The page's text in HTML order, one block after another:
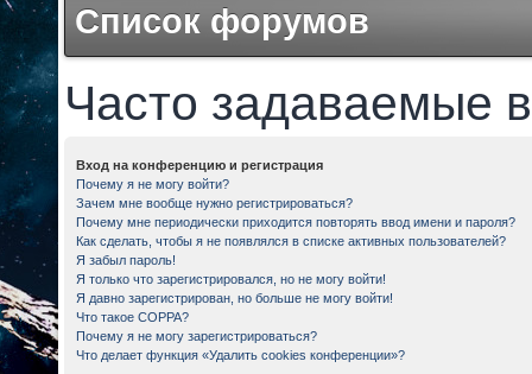
Список форумов
Часто задаваемые
Вход на конференцию и регистрация
Почему я не могу войти?
Зачем мне вообще нужно регистрироваться?
Почему мне периодически приходится повторять ввод имени и пароля?
Как сделать, чтобы я не появлялся в списке активных пользователей?
Я забыл пароль!
Я только что зарегистрировался, но не могу войти!
Я давно зарегистрирован, но больше не могу войти!
Что такое COPPA?
Почему я не могу зарегистрироваться?
Что делает функция «Удалить cookies конференции»?